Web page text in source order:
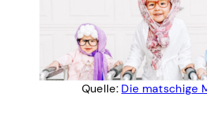
Quelle: Die matschige